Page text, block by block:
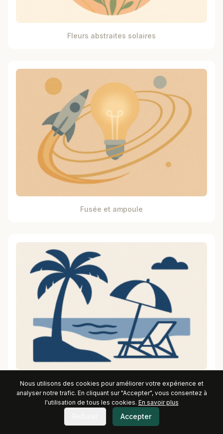
Fleurs abstraites solaires
Fusée et ampoule
Plage minimaliste
Nous utilisons des cookies pour améliorer votre expérience et
analyser notre trafic. En cliquant sur "Accepter", vous consentez à
l'utilisation de tous les cookies. En savoir plus
Accepter